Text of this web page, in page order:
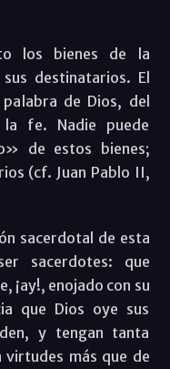
los bienes de la
destinatarios. El
de Dios, del
fe. Nadie puede
de estos bienes;
(cf. Juan Pablo II,
sacerdotal de esta
sacerdotes: que
¡ay!, enojado con su
que Dios oye sus
y tengan tanta
más que de